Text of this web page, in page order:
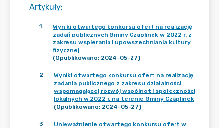
Artykuły:
1.
Wyniki otwartego konkursu ofert na realizację
zadań publicznych Gminy Czaplinek w 2022 r. z
zakresu wspierania i upowszechniania kultury
fizycznej
(Opublikowano: 2024-05-27)
2.
Wyniki otwartego konkursu ofert na realizację
zadania publicznego z zakresu działalności
wspomagającej rozwój wspólnot i społeczności
lokalnych w 2022 r. na terenie Gminy Czaplinek
(Opublikowano: 2024-05-27)
3.
Unieważnienie otwartego konkursu ofert w